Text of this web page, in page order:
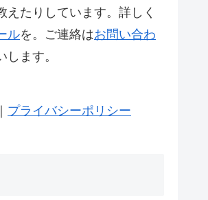
えたりしています。詳しく
ルを。ご連絡はお問い合わ
します。
プライバシーポリシー